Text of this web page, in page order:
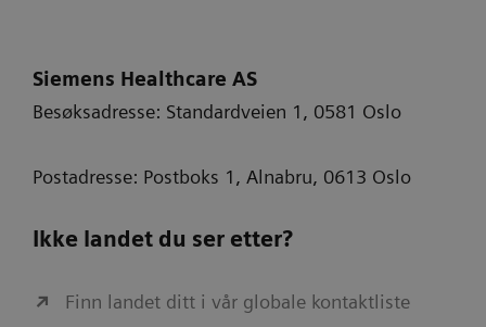
Siemens Healthcare AS
Besøksadresse: Standardveien 1, 0581 Oslo
Postadresse: Postboks 1, Alnabru, 0613 Oslo
Ikke landet du ser etter?
Finn landet ditt i vår globale kontaktliste